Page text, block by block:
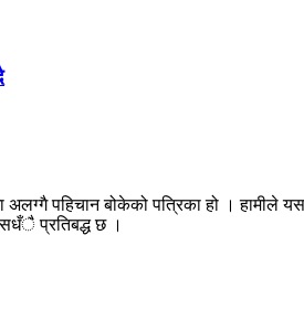
पहिचान बोकेको पत्रिका हो । हामीले
सधँै प्रतिबद्ध छ ।